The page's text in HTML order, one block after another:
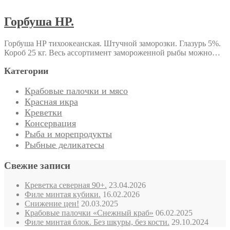
Горбуша НР.
Горбуша НР тихоокеанская. Штучной заморозки. Глазурь 5%.
Короб 25 кг. Весь ассортимент замороженной рыбы можно…
Категории
Крабовые палочки и мясо
Красная икра
Креветки
Консервация
Рыба и морепродукты
Рыбные деликатесы
Свежие записи
Креветка северная 90+. 23.04.2026
Филе минтая кубики. 16.02.2026
Снижение цен! 20.03.2025
Крабовые палочки «Снежный краб» 06.02.2025
Филе минтая блок. Без шкуры, без кости. 29.10.2024